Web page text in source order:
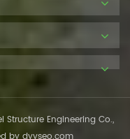
Engineering Co.,